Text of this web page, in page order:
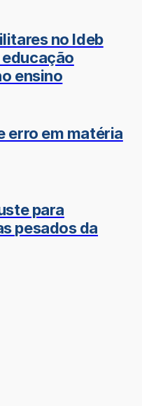
no Ideb
ensino
erro em matéria
para
pesados da